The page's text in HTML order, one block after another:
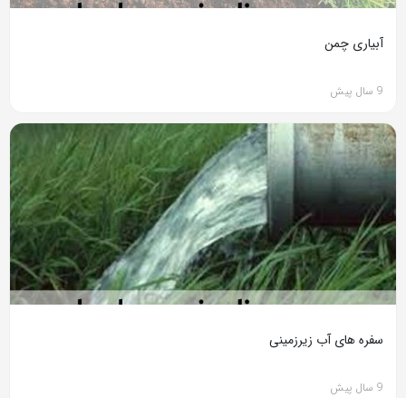
آبیاری چمن
9 سال پیش
سفره های آب زیرزمینی
9 سال پیش